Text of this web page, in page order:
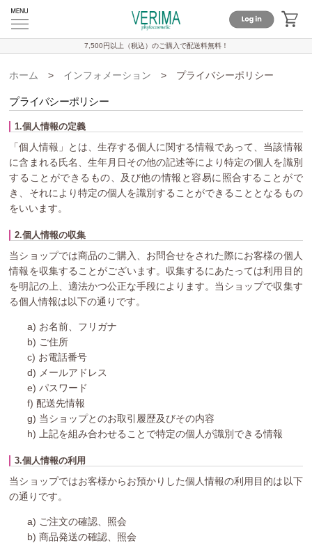
7,500円以上（税込）のご購入で配送料無料！
ホーム > インフォメーション > プライバシーポリシー
プライバシーポリシー
1.個人情報の定義
「個人情報」とは、生存する個人に関する情報であって、当該情報
に含まれる氏名、生年月日その他の記述等により特定の個人を識別
することができるもの、及び他の情報と容易に照合することがで
き、それにより特定の個人を識別することができることとなるもの
をいいます。
2.個人情報の収集
当ショップでは商品のご購入、お問合せをされた際にお客様の個人
情報を収集することがございます。収集するにあたっては利用目的
を明記の上、適法かつ公正な手段によります。当ショップで収集す
る個人情報は以下の通りです。
a) お名前、フリガナ
b) ご住所
c) お電話番号
d) メールアドレス
e) パスワード
f) 配送先情報
g) 当ショップとのお取引履歴及びその内容
h) 上記を組み合わせることで特定の個人が識別できる情報
3.個人情報の利用
当ショップではお客様からお預かりした個人情報の利用目的は以下
の通りです。
a) ご注文の確認、照会
b) 商品発送の確認、照会